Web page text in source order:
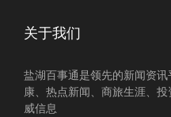
关于我们
盐湖百事通是领先的新闻资
康、热点新闻、商旅生涯、
威信息